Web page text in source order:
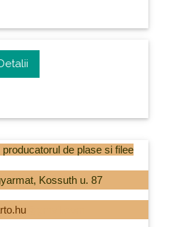
de plase si filee
Kossuth u. 87